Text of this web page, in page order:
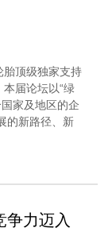
胎顶级独家支持
本届论坛以“绿
家及地区的企
的新路径、新
争力迈入